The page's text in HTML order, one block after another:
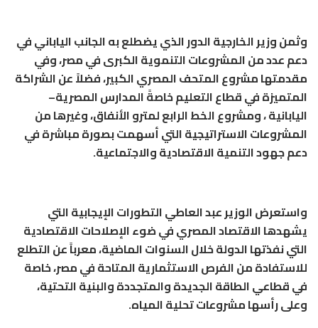
وثمن وزير الخارجية الدور الذي يضطلع به الجانب الياباني في
دعم عدد من المشروعات التنموية الكبرى في مصر، وفي
مقدمتها مشروع المتحف المصري الكبير، فضلاً عن الشراكة
المتميزة في قطاع التعليم خاصةً المدارس المصرية–
اليابانية ، ومشروع الخط الرابع لمترو الأنفاق، وغيرها من
المشروعات الاستراتيجية التي أسهمت بصورة مباشرة في
دعم جهود التنمية الاقتصادية والاجتماعية.
واستعرض الوزير عبد العاطي التطورات الإيجابية التي
يشهدها الاقتصاد المصري في ضوء الإصلاحات الاقتصادية
التي نفذتها الدولة خلال السنوات الماضية، معرباً عن التطلع
للاستفادة من الفرص الاستثمارية المتاحة في مصر، خاصة
في قطاعي الطاقة الجديدة والمتجددة والبنية التحتية،
وعلى رأسها مشروعات تحلية المياه.